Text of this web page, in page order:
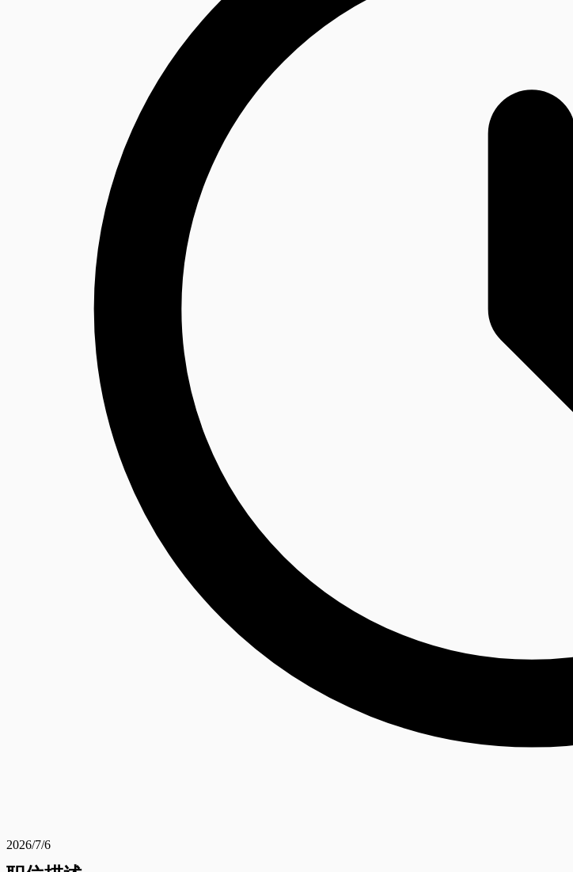
2026/7/6